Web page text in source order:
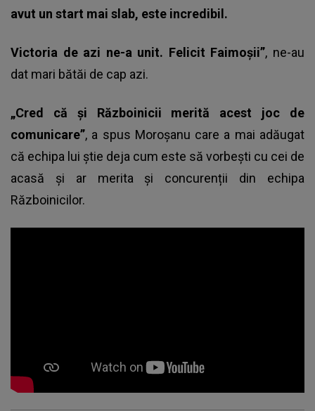
avut un start mai slab, este incredibil.
Victoria de azi ne-a unit. Felicit Faimoșii”, ne-au
dat mari bătăi de cap azi.
„Cred că și Războinicii merită acest joc de
comunicare”, a spus Moroșanu care a mai adăugat
că echipa lui știe deja cum este să vorbești cu cei de
acasă și ar merita și concurenții din echipa
Războinicilor.